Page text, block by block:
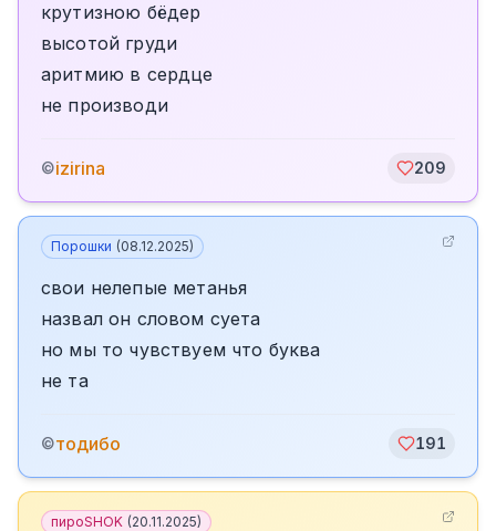
крутизною бёдер
высотой груди
аритмию в сердце
не производи
©izirina 209
Порошки (08.12.2025)
свои нелепые метанья
назвал он словом суета
но мы то чувствуем что буква
не та
©тодибо 191
пироSHOK (20.11.2025)